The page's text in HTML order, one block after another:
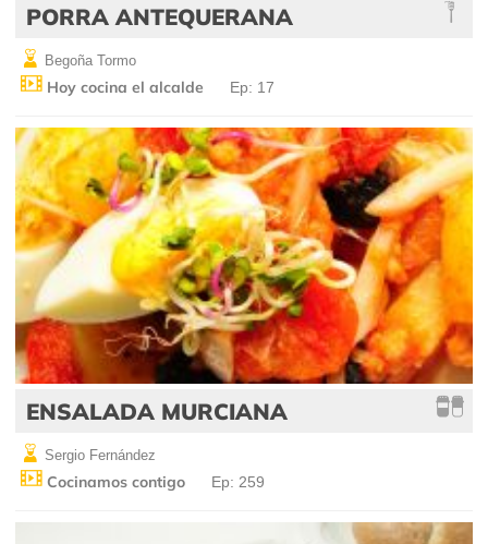
PORRA ANTEQUERANA
Begoña Tormo
Hoy cocina el alcalde Ep: 17
ENSALADA MURCIANA
Sergio Fernández
Cocinamos contigo Ep: 259